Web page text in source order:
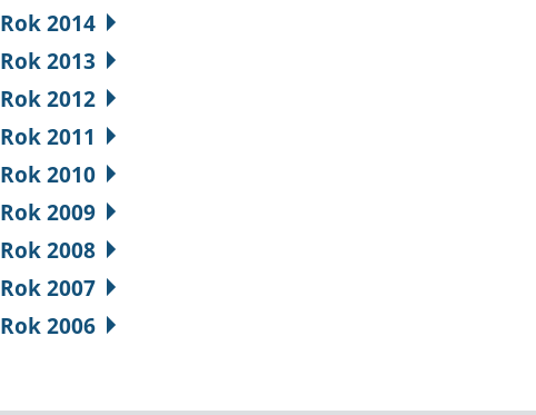
Rok 2014
Rok 2013
Rok 2012
Rok 2011
Rok 2010
Rok 2009
Rok 2008
Rok 2007
Rok 2006